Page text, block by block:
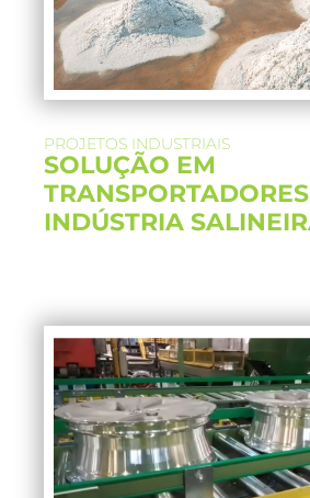
PROJETOS INDUSTRIAIS
SOLUÇÃO EM
INDÚSTRIA